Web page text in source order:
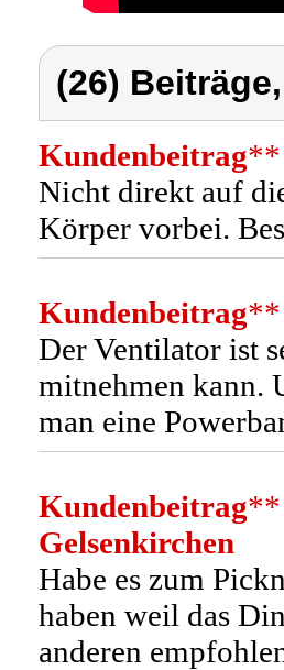
(26)
Kundenbeitrag**
Nicht direkt auf
Körper vorbei.
Kundenbeitrag**
Der Ventilator ist
mitnehmen kann.
man eine
Kundenbeitrag**
Gelsenkirchen
Habe es zum
haben weil das
anderen